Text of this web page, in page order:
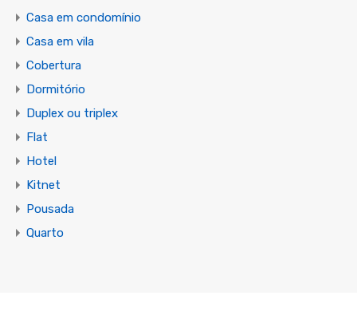
Casa em condomínio
Casa em vila
Cobertura
Dormitório
Duplex ou triplex
Flat
Hotel
Kitnet
Pousada
Quarto